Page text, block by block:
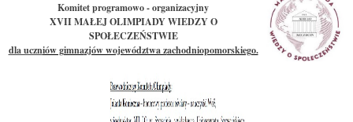
Komitet programowo - organizacyjny
XVII MAŁEJ OLIMPIADY WIEDZY O
SPOŁECZEŃSTWIE
dla uczniów gimnazjów województwa zachodniopomorskiego.